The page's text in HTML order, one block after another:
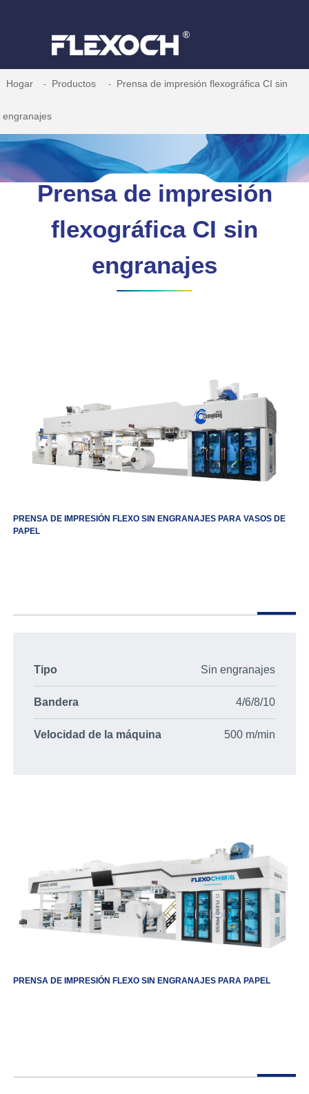
Hogar Productos Prensa de impresión flexográfica CI sin
engranajes
Prensa de impresión
flexográfica CI sin
engranajes
PRENSA DE IMPRESIÓN FLEXO SIN ENGRANAJES PARA VASOS DE
PAPEL
Tipo Sin engranajes
Bandera 4/6/8/10
Velocidad de la máquina 500 m/min
PRENSA DE IMPRESIÓN FLEXO SIN ENGRANAJES PARA PAPEL